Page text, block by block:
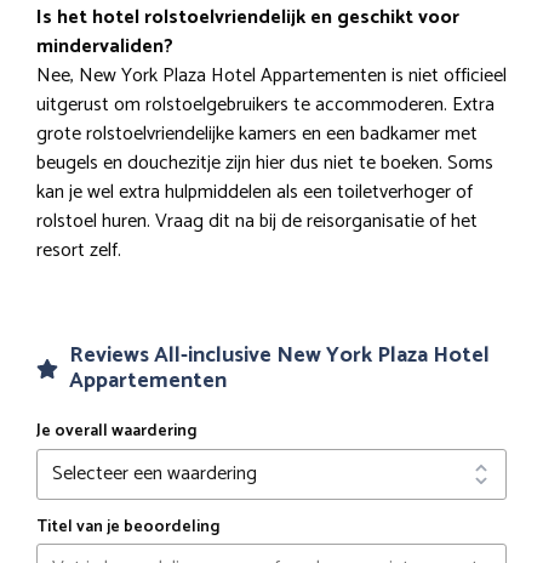
Is het hotel rolstoelvriendelijk en geschikt voor
mindervaliden?
Nee, New York Plaza Hotel Appartementen is niet officieel
uitgerust om rolstoelgebruikers te accommoderen. Extra
grote rolstoelvriendelijke kamers en een badkamer met
beugels en douchezitje zijn hier dus niet te boeken. Soms
kan je wel extra hulpmiddelen als een toiletverhoger of
rolstoel huren. Vraag dit na bij de reisorganisatie of het
resort zelf.
Reviews All-inclusive New York Plaza Hotel
Appartementen
Je overall waardering
Titel van je beoordeling